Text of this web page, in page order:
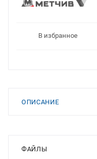
В избранное
ОПИСАНИЕ
ФАЙЛЫ